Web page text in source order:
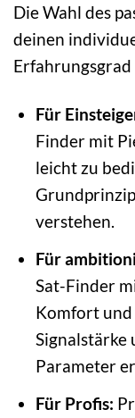
Die Wahl des
deinen
Erfahrungsgrad
Für
Finder mit
leicht zu
verstehen.
Für
Sat-Finder
Komfort und
Parameter
Für Profis: